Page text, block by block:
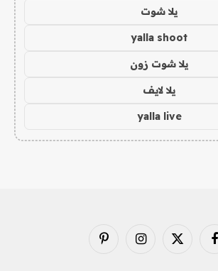
يلا شوت
yalla shoot
يلا شوت زون
يلا لايف
yalla live
فيسبوك X
الانستغرامبينتيريست